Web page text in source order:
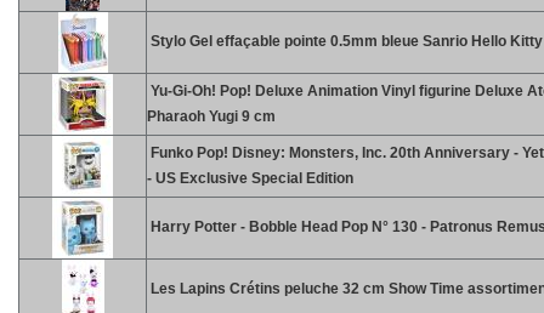
Stylo Gel effaçable pointe 0.5mm bleue Sanrio Hello
Yu-Gi-Oh! Pop! Deluxe Animation Vinyl figurine Deluxe
Pharaoh Yugi 9 cm
Funko Pop! Disney: Monsters, Inc. 20th Anniversary -
- US Exclusive Special Edition
Harry Potter - Bobble Head Pop N° 130 - Patronus
Les Lapins Crétins peluche 32 cm Show Time